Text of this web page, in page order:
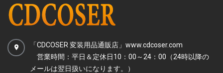
「CDCOSER 変装用品通販店」www.cdcoser.com
営業時間：平日＆定休日10：00～24：00（24時以降の
メールは翌日扱いになります。）